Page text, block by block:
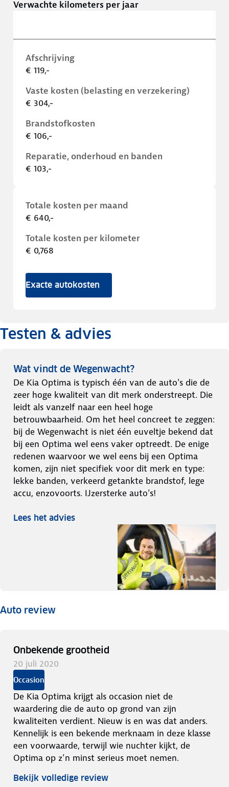
Verwachte kilometers per jaar
Afschrijving
€ 119,-
Vaste kosten (belasting en verzekering)
€ 304,-
Brandstofkosten
€ 106,-
Reparatie, onderhoud en banden
€ 103,-
Totale kosten per maand
€ 640,-
Totale kosten per kilometer
€ 0,768
Exacte autokosten
Testen & advies
Wat vindt de Wegenwacht?
De Kia Optima is typisch één van de auto’s die de
zeer hoge kwaliteit van dit merk onderstreept. Die
leidt als vanzelf naar een heel hoge
betrouwbaarheid. Om het heel concreet te zeggen:
bij de Wegenwacht is niet één euveltje bekend dat
bij een Optima wel eens vaker optreedt. De enige
redenen waarvoor we wel eens bij een Optima
komen, zijn niet specifiek voor dit merk en type:
lekke banden, verkeerd getankte brandstof, lege
accu, enzovoorts. IJzersterke auto’s!
Lees het advies
Auto review
Onbekende grootheid
20 juli 2020
Occasion
De Kia Optima krijgt als occasion niet de
waardering die de auto op grond van zijn
kwaliteiten verdient. Nieuw is en was dat anders.
Kennelijk is een bekende merknaam in deze klasse
een voorwaarde, terwijl wie nuchter kijkt, de
Optima op z’n minst serieus moet nemen.
Bekijk volledige review